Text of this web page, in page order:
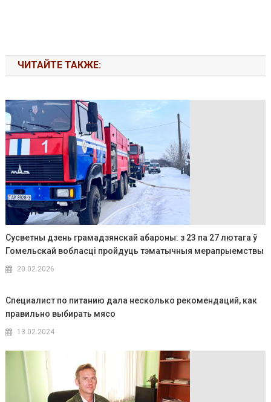
ЧИТАЙТЕ ТАКЖЕ:
Сусветны дзень грамадзянскай абароны: з 23 па 27 лютага ў
Гомельскай вобласці пройдуць тэматычныя мерапрыемствы
20.02.2026
Специалист по питанию дала несколько рекомендаций, как
правильно выбирать мясо
13.02.2024